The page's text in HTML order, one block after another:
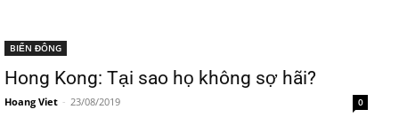
BIỂN ĐÔNG
Hong Kong: Tại sao họ không sợ hãi?
Hoang Viet - 23/08/2019 0